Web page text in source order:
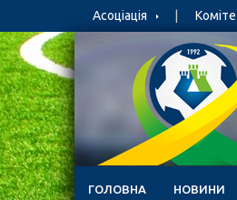
to
content
Асоціація
ГОЛОВНА НОВИНИ